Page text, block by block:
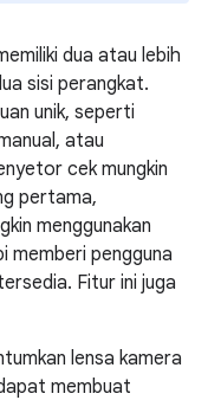
dua atau lebih
sisi perangkat.
unik, seperti
atau
cek mungkin
pertama,
menggunakan
pengguna
Fitur ini juga
lensa kamera
membuat